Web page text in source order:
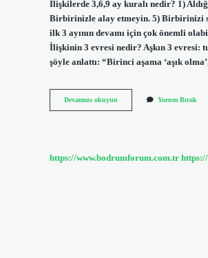
İlişkilerde 3,6,9 ay kuralı nedir? 1)
Birbirinizle alay etmeyin. 5) Birbirinizi
ilk 3 ayının devamı için çok önemli
İlişkinin 3 evresi nedir? Aşkın 3 evresi:
şöyle anlattı: “Birinci aşama ‘aşık
Devamını okuyun
Aşamaları
Yorum Bırak
https://www.bodrumforum.com.tr